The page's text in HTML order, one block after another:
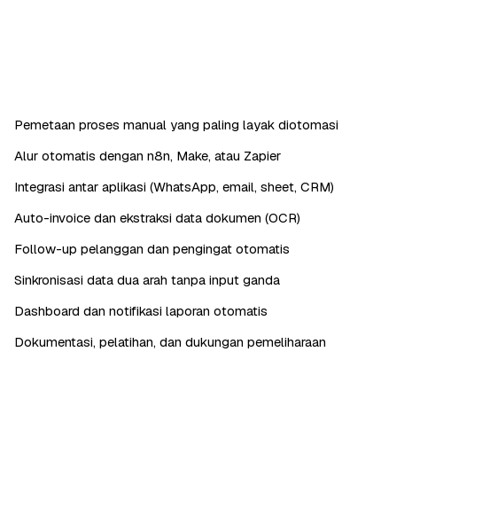
Pemetaan proses manual yang paling layak diotomasi
Alur otomatis dengan n8n, Make, atau Zapier
Integrasi antar aplikasi (WhatsApp, email, sheet, CRM)
Auto-invoice dan ekstraksi data dokumen (OCR)
Follow-up pelanggan dan pengingat otomatis
Sinkronisasi data dua arah tanpa input ganda
Dashboard dan notifikasi laporan otomatis
Dokumentasi, pelatihan, dan dukungan pemeliharaan